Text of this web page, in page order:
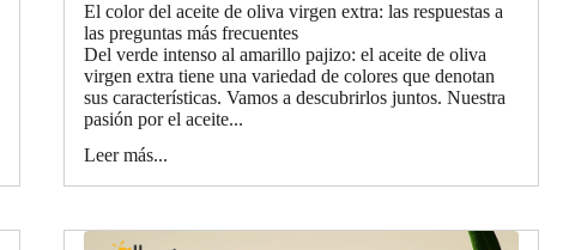
El color del aceite de oliva virgen extra: las respuestas a
las preguntas más frecuentes
Del verde intenso al amarillo pajizo: el aceite de oliva
virgen extra tiene una variedad de colores que denotan
sus características. Vamos a descubrirlos juntos. Nuestra
pasión por el aceite...
Leer más...